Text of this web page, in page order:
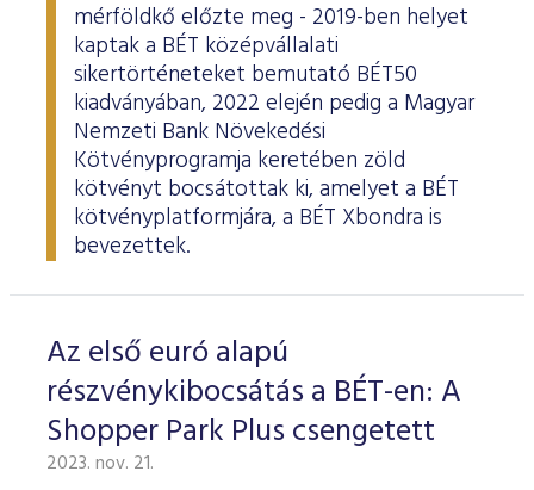
mérföldkő előzte meg - 2019-ben helyet
kaptak a BÉT középvállalati
sikertörténeteket bemutató BÉT50
kiadványában, 2022 elején pedig a Magyar
Nemzeti Bank Növekedési
Kötvényprogramja keretében zöld
kötvényt bocsátottak ki, amelyet a BÉT
kötvényplatformjára, a BÉT Xbondra is
bevezettek.
Az első euró alapú
részvénykibocsátás a BÉT-en: A
Shopper Park Plus csengetett
2023. nov. 21.